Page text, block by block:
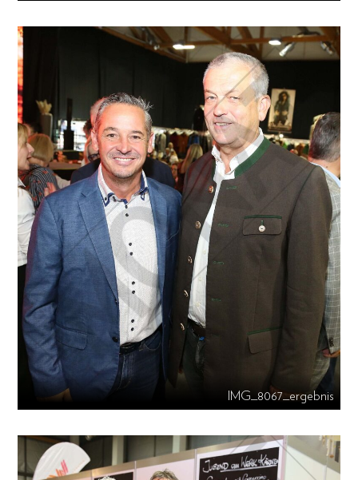
IMG_8067_ergebnis